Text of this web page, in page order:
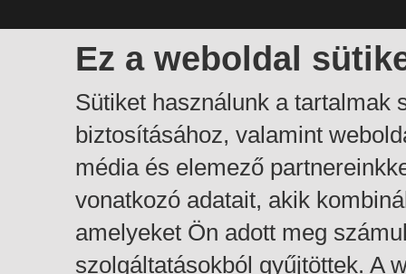
Ez a weboldal
Sütiket használunk a tartalmak
biztosításához, valamint
média és elemező
vonatkozó adatait, akik
amelyeket Ön adott meg
szolgáltatásokból gyűjtöttek. A